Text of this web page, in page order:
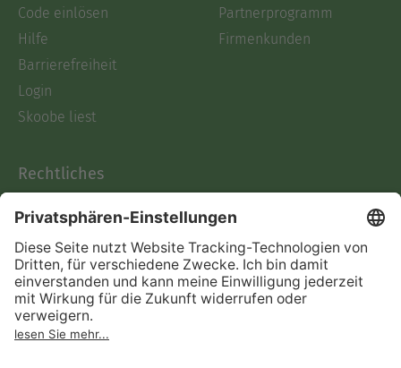
Code einlösen
Hilfe
Barrierefreiheit
Login
Skoobe liest
Partnerprogramm
Firmenkunden
Rechtliches
AGB
Informationen nach Data
Act
Verträge hier kündigen
Impressum